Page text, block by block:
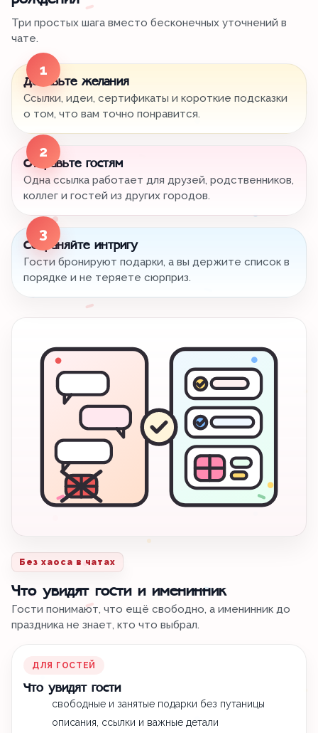
Три простых шага вместо бесконечных уточнений в
чате.
1
Добавьте желания
Ссылки, идеи, сертификаты и короткие подсказки
о том, что вам точно понравится.
2
Отправьте гостям
Одна ссылка работает для друзей, родственников,
коллег и гостей из других городов.
3
Сохраняйте интригу
Гости бронируют подарки, а вы держите список в
порядке и не теряете сюрприз.
Без хаоса в чатах
Что увидят гости и именинник
Гости понимают, что ещё свободно, а именинник до
праздника не знает, кто что выбрал.
ДЛЯ ГОСТЕЙ
Что увидят гости
свободные и занятые подарки без путаницы
описания, ссылки и важные детали